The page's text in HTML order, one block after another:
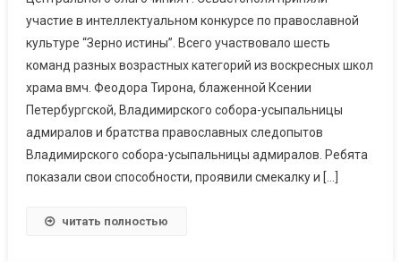
участие в интеллектуальном конкурсе по православной
культуре “Зерно истины”. Всего участвовало шесть
команд разных возрастных категорий из воскресных школ
храма вмч. Феодора Тирона, блаженной Ксении
Петербургской, Владимирского собора-усыпальницы
адмиралов и братства православных следопытов
Владимирского собора-усыпальницы адмиралов. Ребята
показали свои способности, проявили смекалку и […]
читать полностью